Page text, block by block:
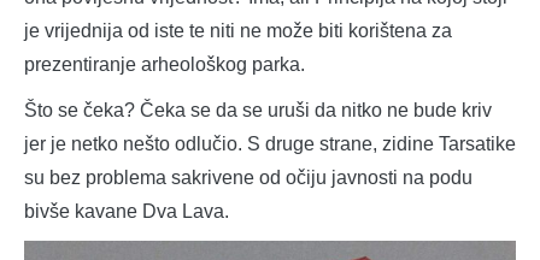
je vrijednija od iste te niti ne može biti korištena za
prezentiranje arheološkog parka.
Što se čeka? Čeka se da se uruši da nitko ne bude kriv
jer je netko nešto odlučio. S druge strane, zidine Tarsatike
su bez problema sakrivene od očiju javnosti na podu
bivše kavane Dva Lava.